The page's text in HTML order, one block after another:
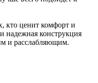
кто ценит комфорт и
надежная конструкция
и расслабляющим.